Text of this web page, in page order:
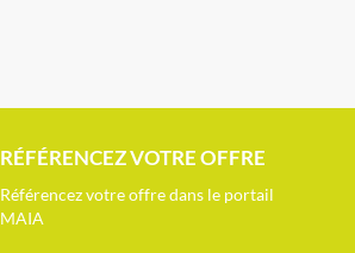
RÉFÉRENCEZ VOTRE OFFRE
Référencez votre offre dans le portail
MAIA